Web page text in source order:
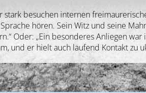
stark besuchen internen
hören. Sein Witz und seine
Oder: „Ein besonderes Anliegen
und er hielt auch laufend Kontakt zu